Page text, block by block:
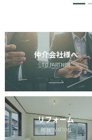
仲介会社様へ
TO PARTNER
リフォーム
RENOVATION